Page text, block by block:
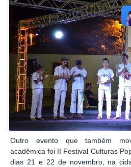
Outro evento que também
acadêmica foi II
Festival Culturas
dias 21 e 22 de novembro, na